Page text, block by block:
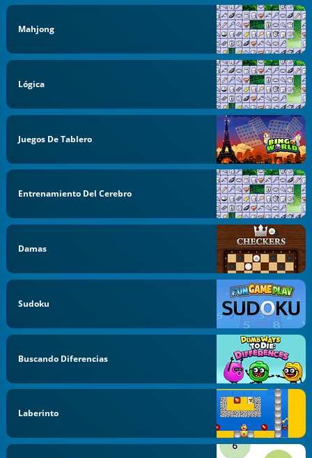
Mahjong
Lógica
Juegos De Tablero
Entrenamiento Del Cerebro
Damas
Sudoku
Buscando Diferencias
Laberinto